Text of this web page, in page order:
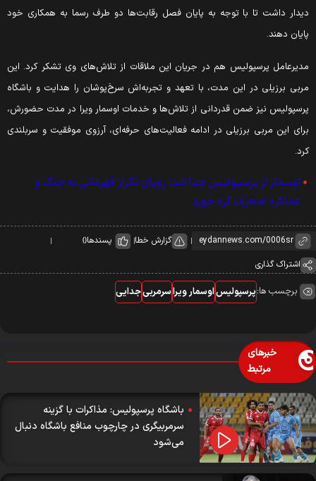
داشت تا با توجه به پایان فصل رقابت‌ها دو طرف رسما به همکاری خود
دهند.
پرسپولیس هم در جریان این ملاقات از تلاش‌های وی تشکر کرد. این
برزیلی در این مدت، با تعهد و تجربه‌اش سرخ‌پوشان را هدایت و باشگاه
نیز ضمن قدردانی از تلاش‌ها و خدمات اوسمار ویرا در مدت حضورش،
این مربی برزیلی در ادامه فعالیت‌های حرفه‌ای، آرزوی موفقیت و سربلندی
اوسمار از پرسپولیس جدا شد؛ رویای تکرار قهرمانی به جنگ و
عملکرد ضعیف گره خورد
گزارش خطا پسندها0
اشتراک گذاری
برچسب ها:پرسپولیساوسمار ویرا سرمربیجدایی
خبرهای
مرتبط
باشگاه پرسپولیس: مذاکرات با گزینه
سرمربیگری در چارچوب منافع باشگاه دنبال
می‌شود